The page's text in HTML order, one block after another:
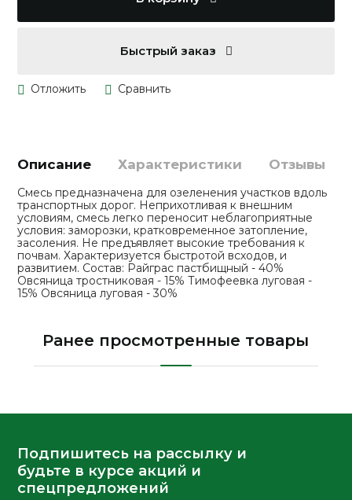
Быстрый заказ
Описание Характеристики Отзывы
Смесь предназначена для озеленения участков вдоль
транспортных дорог. Неприхотливая к внешним
условиям, смесь легко переносит неблагоприятные
условия: заморозки, кратковременное затопление,
засоления. Не предъявляет высокие требования к
почвам. Характеризуется быстротой всходов, и
развитием. Состав: Райграс пастбищный - 40%
Овсяница тростниковая - 15% Тимофеевка луговая -
15% Овсяница луговая - 30%
Ранее просмотренные товары
Подпишитесь на рассылку и
будьте в курсе акций и
спецпредложений